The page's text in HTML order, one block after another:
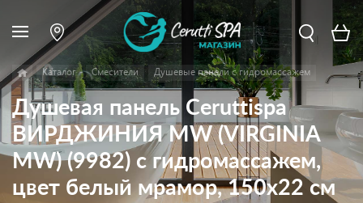
Каталог Смесители Душевые панели с гидромассажем
Душевая панель Ceruttispa
ВИРДЖИНИЯ MW (VIRGINIA
MW) (9982) с гидромассажем,
цвет белый мрамор, 150х22 см